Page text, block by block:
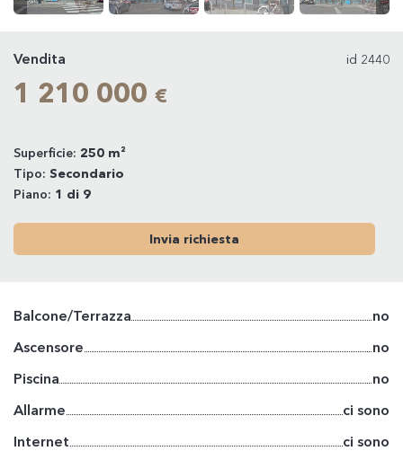
Vendita id 2440
1 210 000 €
Superficie: 250 m²
Tipo: Secondario
Piano: 1 di 9
Invia richiesta
Balcone/Terrazza
no
Ascensore
no
Piscina
no
Allarme
ci sono
Internet
ci sono